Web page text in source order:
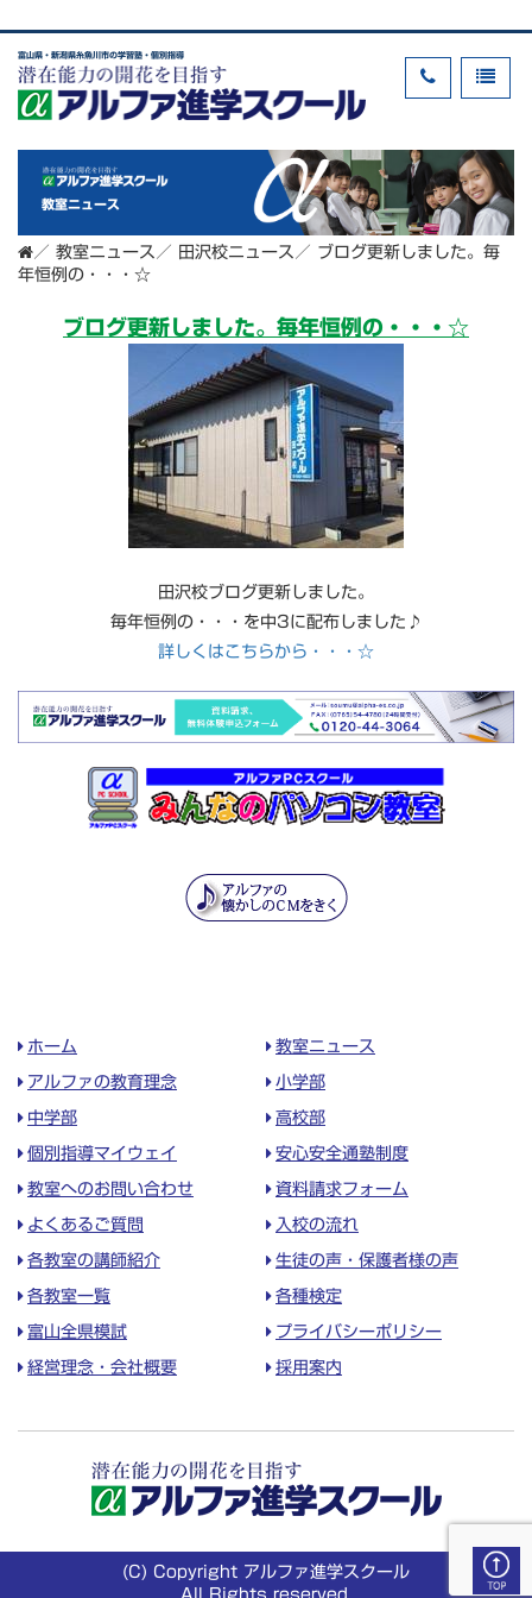
富山県・新潟県糸魚川市の学習塾・個別指導
教室ニュース
／ 教室ニュース ／ 田沢校ニュース ／ ブログ更新しました。毎
年恒例の・・・☆
ブログ更新しました。毎年恒例の・・・☆
田沢校ブログ更新しました。
毎年恒例の・・・を中3に配布しました♪
詳しくはこちらから・・・☆
ホーム 教室ニュース
アルファの教育理念 小学部
中学部 高校部
個別指導マイウェイ 安心安全通塾制度
教室へのお問い合わせ 資料請求フォーム
よくあるご質問 入校の流れ
各教室の講師紹介 生徒の声・保護者様の声
各教室一覧 各種検定
富山全県模試 プライバシーポリシー
経営理念・会社概要 採用案内
(C) Copyright アルファ進学スクール
All Rights reserved.